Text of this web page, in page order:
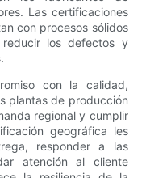
Las certificaciones
con procesos sólidos
los defectos y
con la calidad,
plantas de producción
regional y cumplir
geográfica les
responder a las
atención al cliente